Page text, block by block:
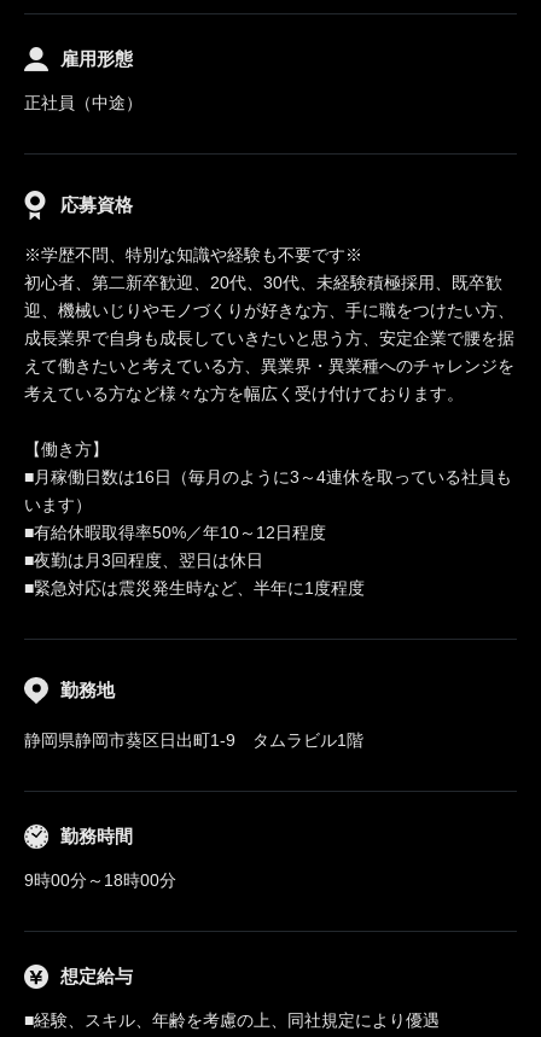
雇用形態
正社員（中途）
応募資格
※学歴不問、特別な知識や経験も不要です※
初心者、第二新卒歓迎、20代、30代、未経験積極採用、既卒歓
迎、機械いじりやモノづくりが好きな方、手に職をつけたい方、
成長業界で自身も成長していきたいと思う方、安定企業で腰を据
えて働きたいと考えている方、異業界・異業種へのチャレンジを
考えている方など様々な方を幅広く受け付けております。
【働き方】
■月稼働日数は16日（毎月のように3～4連休を取っている社員も
います）
■有給休暇取得率50%／年10～12日程度
■夜勤は月3回程度、翌日は休日
■緊急対応は震災発生時など、半年に1度程度
勤務地
静岡県静岡市葵区日出町1-9 タムラビル1階
勤務時間
9時00分～18時00分
想定給与
■経験、スキル、年齢を考慮の上、同社規定により優遇